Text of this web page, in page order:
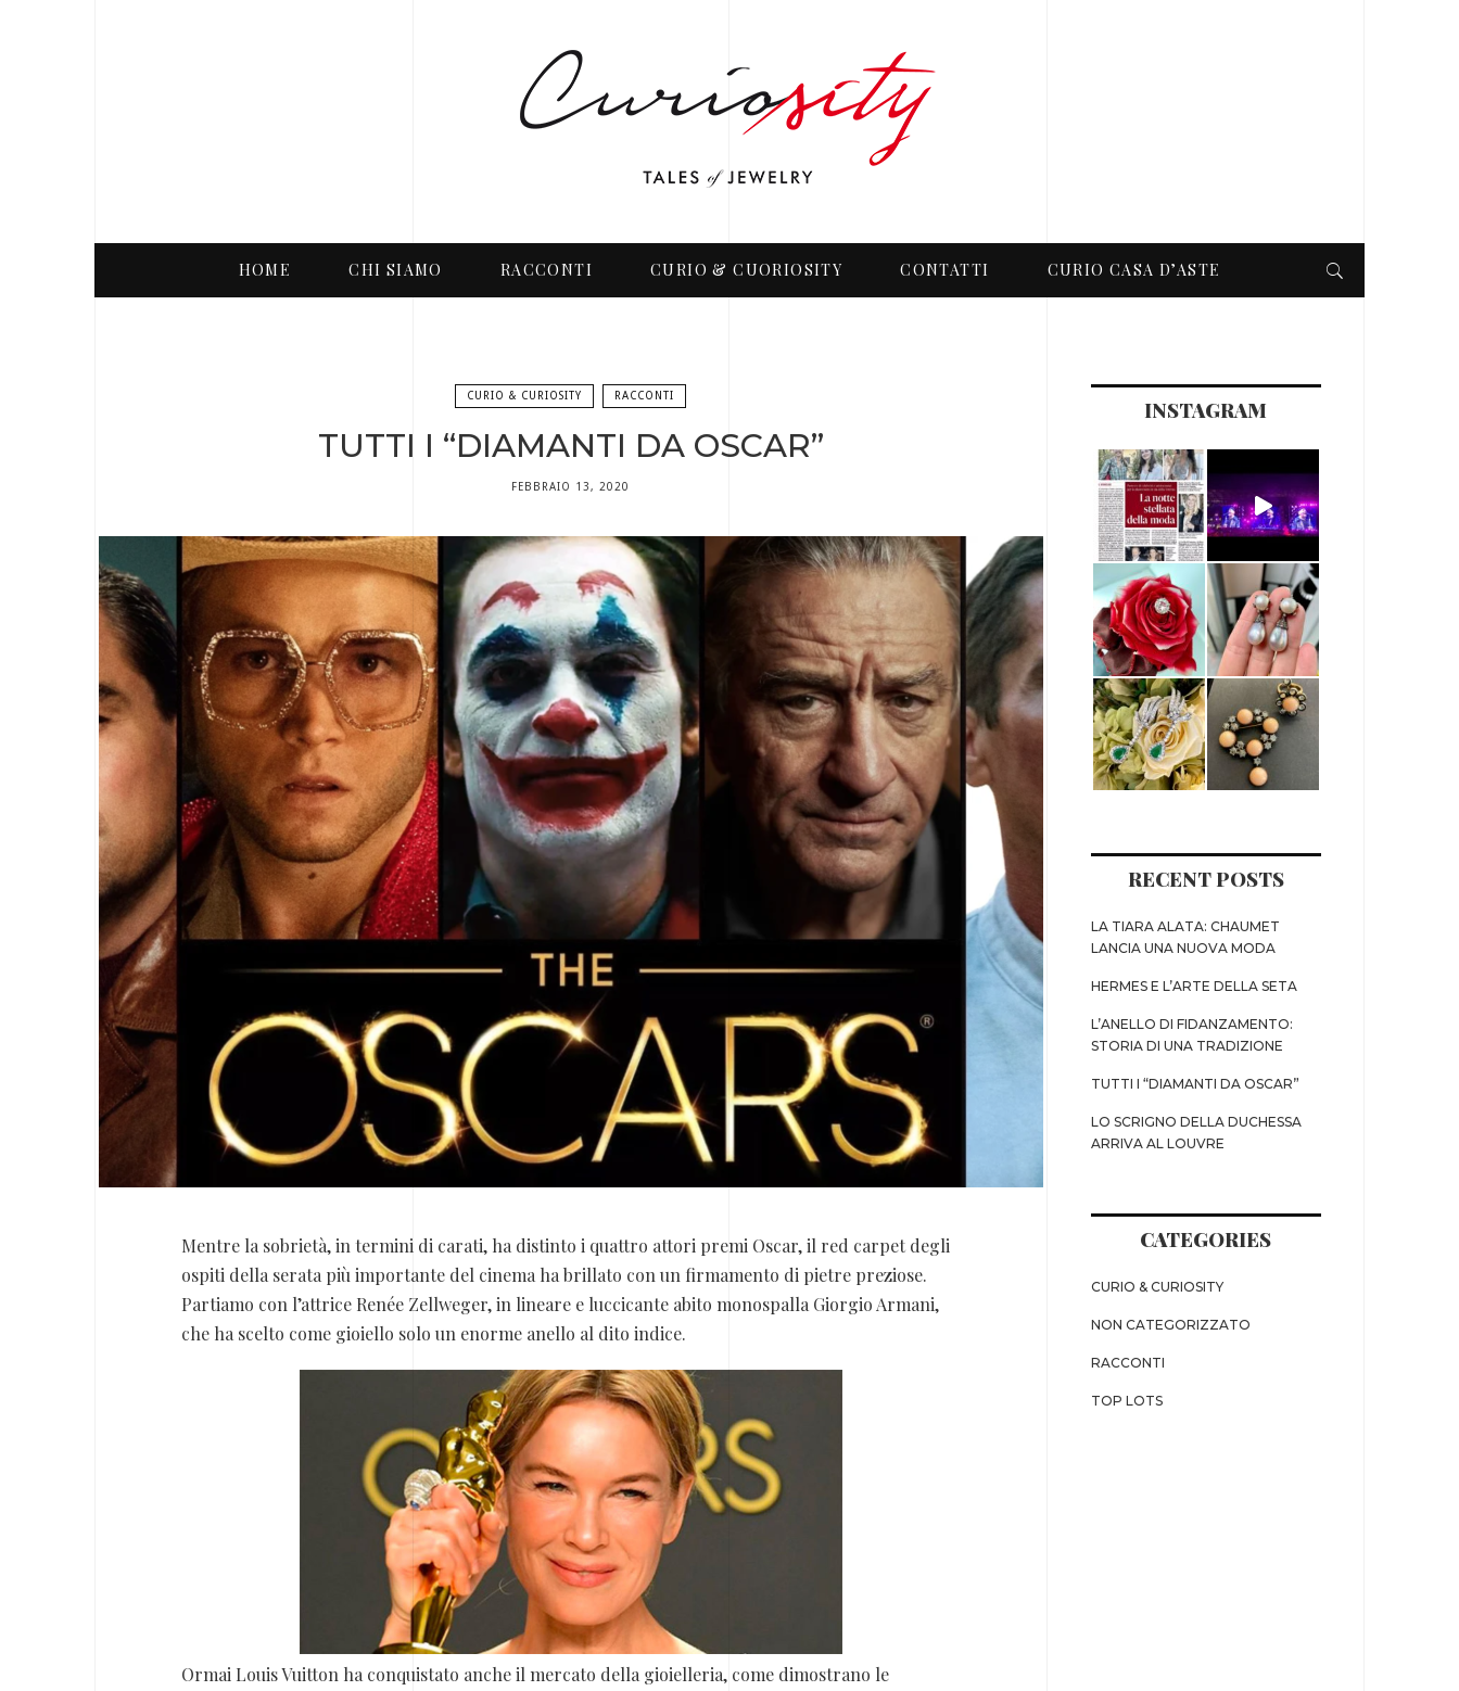
HOME CHI SIAMO RACCONTI CURIO & CUORIOSITY CONTATTI CURIO CASA D’ASTE
CURIO & CURIOSITY RACCONTI
TUTTI I “DIAMANTI DA OSCAR”
FEBBRAIO 13, 2020
Mentre la sobrietà, in termini di carati, ha distinto i quattro attori premi Oscar, il red carpet degli
ospiti della serata più importante del cinema ha brillato con un firmamento di pietre preziose.
Partiamo con l’attrice Renée Zellweger, in lineare e luccicante abito monospalla Giorgio Armani,
che ha scelto come gioiello solo un enorme anello al dito indice.
Ormai Louis Vuitton ha conquistato anche il mercato della gioielleria, come dimostrano le
INSTAGRAM
RECENT POSTS
LA TIARA ALATA: CHAUMET
LANCIA UNA NUOVA MODA
HERMES E L’ARTE DELLA SETA
L’ANELLO DI FIDANZAMENTO:
STORIA DI UNA TRADIZIONE
TUTTI I “DIAMANTI DA OSCAR”
LO SCRIGNO DELLA DUCHESSA
ARRIVA AL LOUVRE
CATEGORIES
CURIO & CURIOSITY
NON CATEGORIZZATO
RACCONTI
TOP LOTS